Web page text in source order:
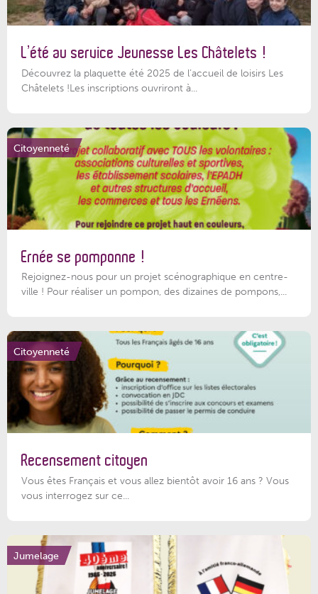
L’été au service Jeunesse Les Châtelets !
Découvrez la plaquette été 2025 de l’accueil de loisirs Les
Châtelets !Les inscriptions ouvriront à...
Citoyenneté
Ernée se pomponne !
Rejoignez-nous pour un projet scénographique en centre-
ville ! Pour réaliser un pompon, des dizaines de pompons,...
Citoyenneté
Recensement citoyen
Vous êtes Français et vous allez bientôt avoir 16 ans ? Vous
vous interrogez sur ce...
Jumelage